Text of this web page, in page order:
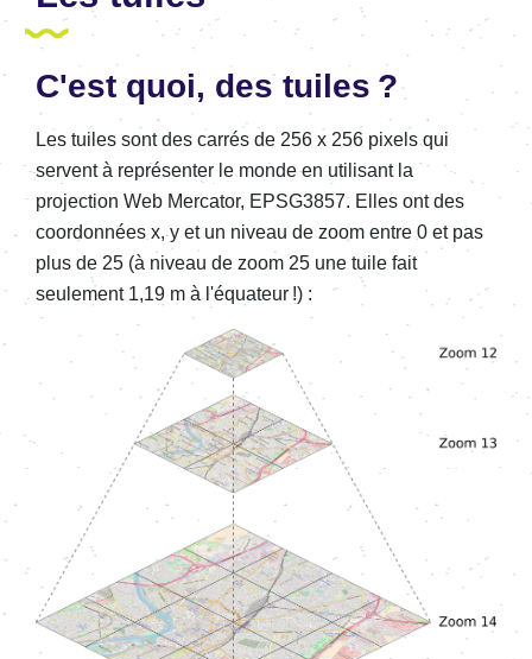
C'est quoi, des tuiles ?
Les tuiles sont des carrés de 256 x 256 pixels qui
servent à représenter le monde en utilisant la
projection Web Mercator, EPSG3857. Elles ont des
coordonnées x, y et un niveau de zoom entre 0 et pas
plus de 25 (à niveau de zoom 25 une tuile fait
seulement 1,19 m à l'équateur !) :